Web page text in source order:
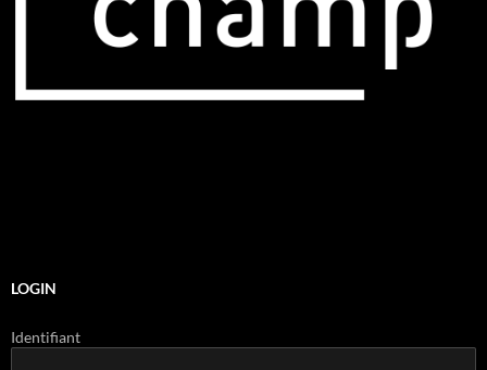
LOGIN
Identifiant